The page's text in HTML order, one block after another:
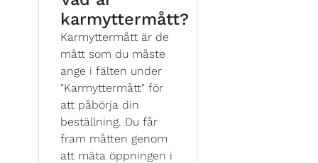
karmyttermått?
Karmyttermått är de
mått som du måste
ange i fälten under
"Karmyttermått" för
att påbörja din
beställning. Du får
fram måtten genom
att mäta öppningen i